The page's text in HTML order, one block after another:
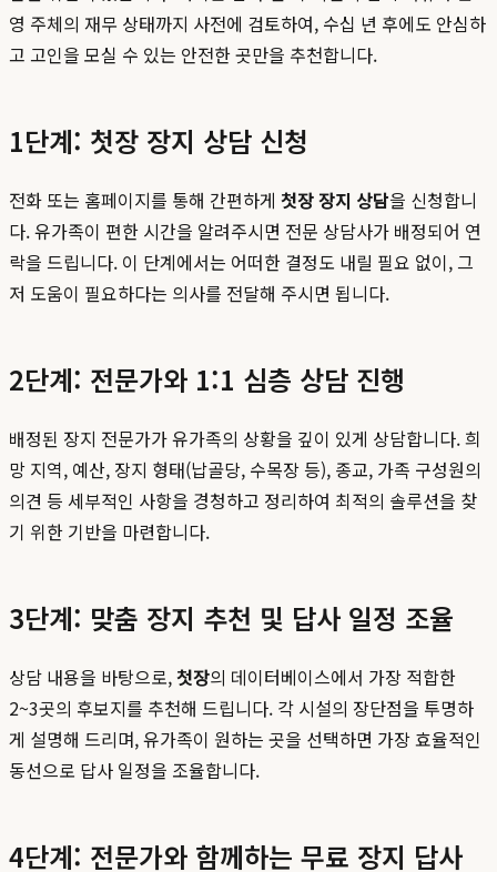
영 주체의 재무 상태까지 사전에 검토하여, 수십 년 후에도 안심하
고 고인을 모실 수 있는 안전한 곳만을 추천합니다.
1단계: 첫장 장지 상담 신청
전화 또는 홈페이지를 통해 간편하게 첫장 장지 상담을 신청합니
다. 유가족이 편한 시간을 알려주시면 전문 상담사가 배정되어 연
락을 드립니다. 이 단계에서는 어떠한 결정도 내릴 필요 없이, 그
저 도움이 필요하다는 의사를 전달해 주시면 됩니다.
2단계: 전문가와 1:1 심층 상담 진행
배정된 장지 전문가가 유가족의 상황을 깊이 있게 상담합니다. 희
망 지역, 예산, 장지 형태(납골당, 수목장 등), 종교, 가족 구성원의
의견 등 세부적인 사항을 경청하고 정리하여 최적의 솔루션을 찾
기 위한 기반을 마련합니다.
3단계: 맞춤 장지 추천 및 답사 일정 조율
상담 내용을 바탕으로,첫장의 데이터베이스에서 가장 적합한
2~3곳의 후보지를 추천해 드립니다. 각 시설의 장단점을 투명하
게 설명해 드리며, 유가족이 원하는 곳을 선택하면 가장 효율적인
동선으로 답사 일정을 조율합니다.
4단계: 전문가와 함께하는 무료 장지 답사